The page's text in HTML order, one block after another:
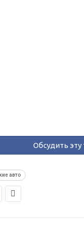
Обсудить эту
авто